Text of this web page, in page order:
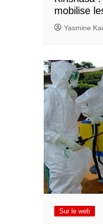
mobilise
Yasmine
Sur le web